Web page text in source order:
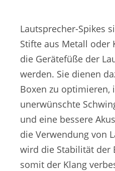
Lautsprecher-Spikes
Stifte aus Metall oder
die Gerätefüße der
werden. Sie dienen
Boxen zu optimieren,
unerwünschte
und eine bessere
die Verwendung von
wird die Stabilität der
somit der Klang